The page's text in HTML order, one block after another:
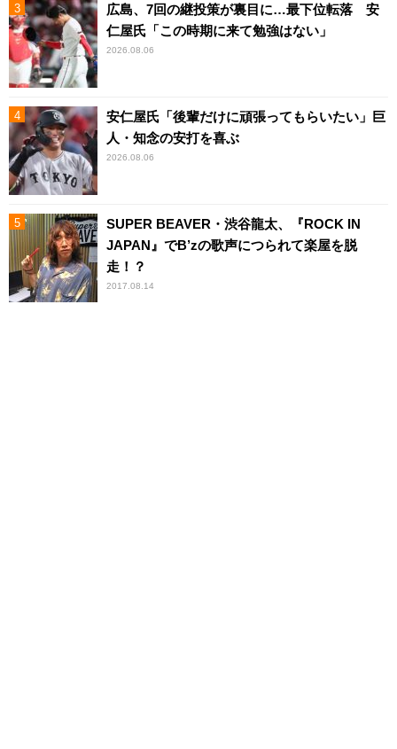
広島、7回の継投策が裏目に…最下位転落 安
仁屋氏「この時期に来て勉強はない」
2026.08.06
安仁屋氏「後輩だけに頑張ってもらいたい」巨
人・知念の安打を喜ぶ
2026.08.06
SUPER BEAVER・渋谷龍太、『ROCK IN
JAPAN』でB’zの歌声につられて楽屋を脱
走！？
2017.08.14